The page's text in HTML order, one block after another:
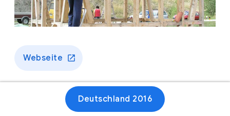
Webseite
Deutschland 2016